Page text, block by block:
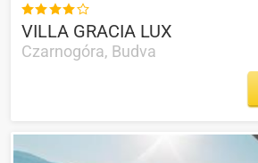

VILLA GRACIA LUX
Czarnogóra, Budva